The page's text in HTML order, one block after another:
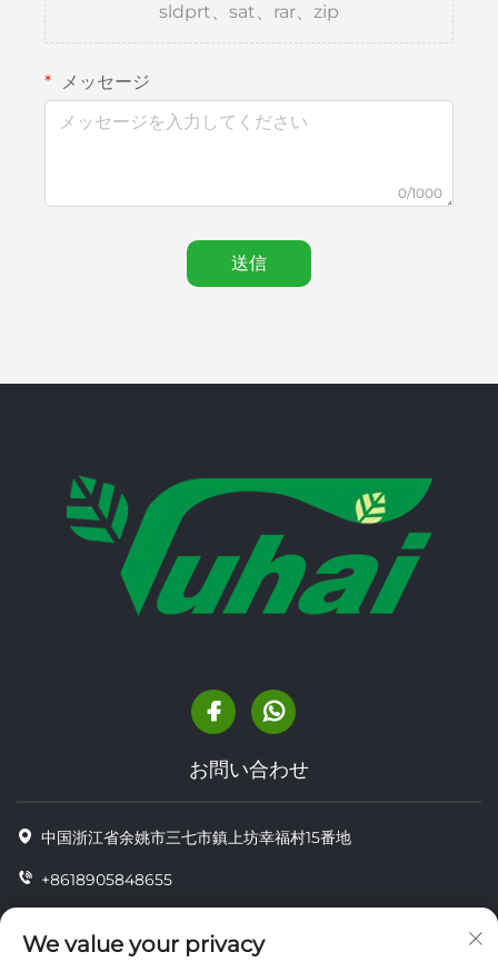
sldprt、sat、rar、zip
メッセージ
0/1000
送信
お問い合わせ
中国浙江省余姚市三七市鎮上坊幸福村15番地
+8618905848655
[email protected]
We value your privacy